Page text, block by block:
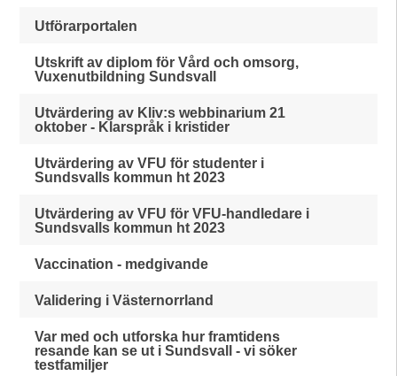
Utförarportalen
Utskrift av diplom för Vård och omsorg,
Vuxenutbildning Sundsvall
Utvärdering av Kliv:s webbinarium 21
oktober - Klarspråk i kristider
Utvärdering av VFU för studenter i
Sundsvalls kommun ht 2023
Utvärdering av VFU för VFU-handledare i
Sundsvalls kommun ht 2023
Vaccination - medgivande
Validering i Västernorrland
Var med och utforska hur framtidens
resande kan se ut i Sundsvall - vi söker
testfamiljer